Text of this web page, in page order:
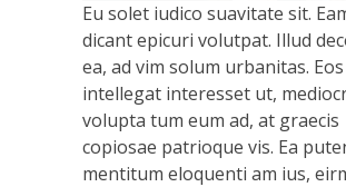
Eu solet iudico suavitate sit.
dicant epicuri volutpat. Illud
ea, ad vim solum urbanitas.
intellegat interesset ut,
volupta tum eum ad, at graecis
copiosae patrioque vis. Ea
mentitum eloquenti am ius,